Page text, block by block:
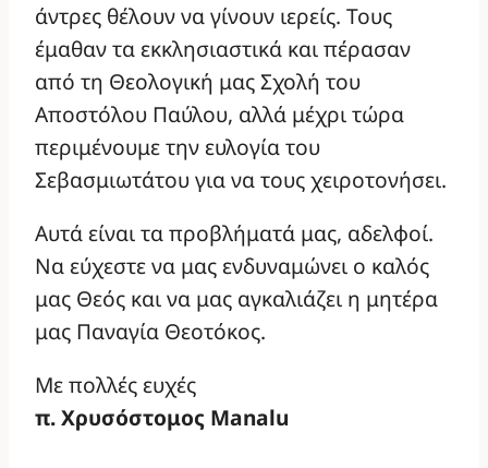
άντρες θέλουν να γίνουν ιερείς. Τους
έμαθαν τα εκκλησιαστικά και πέρασαν
από τη Θεολογική μας Σχολή του
Αποστόλου Παύλου, αλλά μέχρι τώρα
περιμένουμε την ευλογία του
Σεβασμιωτάτου για να τους χειροτονήσει.
Αυτά είναι τα προβλήματά μας, αδελφοί.
Να εύχεστε να μας ενδυναμώνει ο καλός
μας Θεός και να μας αγκαλιάζει η μητέρα
μας Παναγία Θεοτόκος.
Με πολλές ευχές
π. Χρυσόστομος Manalu